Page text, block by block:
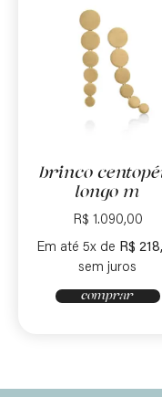
brinco
longo m
R$ 1.090,00
Em até 5x de R$
sem juros
comprar